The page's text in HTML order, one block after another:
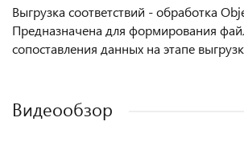
Выгрузка соответствий - обработка
Предназначена для формирования
сопоставления данных на этапе
Видеообзор